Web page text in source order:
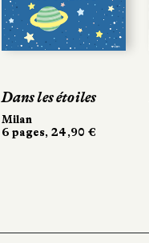
Dans les étoiles
Milan
6 pages, 24,90 €
Dans les étoiles
Milan
6 pages, 24,90 €